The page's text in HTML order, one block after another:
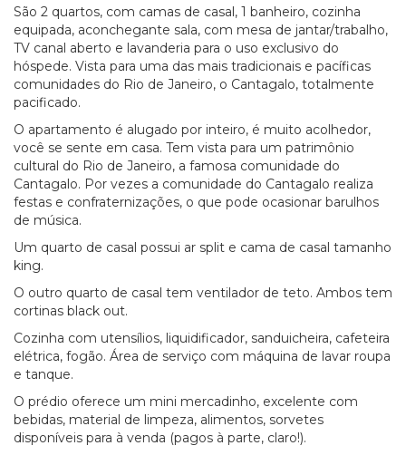
São 2 quartos, com camas de casal, 1 banheiro, cozinha
equipada, aconchegante sala, com mesa de jantar/trabalho,
TV canal aberto e lavanderia para o uso exclusivo do
hóspede. Vista para uma das mais tradicionais e pacíficas
comunidades do Rio de Janeiro, o Cantagalo, totalmente
pacificado.
O apartamento é alugado por inteiro, é muito acolhedor,
você se sente em casa. Tem vista para um patrimônio
cultural do Rio de Janeiro, a famosa comunidade do
Cantagalo. Por vezes a comunidade do Cantagalo realiza
festas e confraternizações, o que pode ocasionar barulhos
de música.
Um quarto de casal possui ar split e cama de casal tamanho
king.
O outro quarto de casal tem ventilador de teto. Ambos tem
cortinas black out.
Cozinha com utensílios, liquidificador, sanduicheira, cafeteira
elétrica, fogão. Área de serviço com máquina de lavar roupa
e tanque.
O prédio oferece um mini mercadinho, excelente com
bebidas, material de limpeza, alimentos, sorvetes
disponíveis para à venda (pagos à parte, claro!).